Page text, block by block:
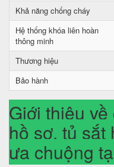
Khả năng chống cháy
Hệ thống khóa liên hoàn
thông minh
Thương hiệu
Bảo hành
Giới thiệu
hồ sơ, tủ
ưa chuộng